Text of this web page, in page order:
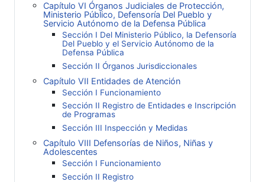
Capítulo VI Órganos Judiciales de Protección,
Ministerio Público, Defensoría Del Pueblo y
Servicio Autónomo de la Defensa Pública
Sección I Del Ministerio Público, la Defensoría
Del Pueblo y el Servicio Autónomo de la
Defensa Pública
Sección II Órganos Jurisdiccionales
Capítulo VII Entidades de Atención
Sección I Funcionamiento
Sección II Registro de Entidades e Inscripción
de Programas
Sección III Inspección y Medidas
Capítulo VIII Defensorías de Niños, Niñas y
Adolescentes
Sección I Funcionamiento
Sección II Registro